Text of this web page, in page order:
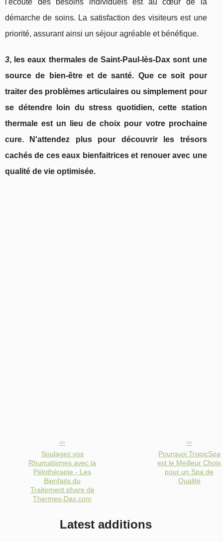
démarche de soins. La satisfaction des visiteurs est une
priorité, assurant ainsi un séjour agréable et bénéfique.
3, les eaux thermales de Saint-Paul-lès-Dax sont une
source de bien-être et de santé. Que ce soit pour
traiter des problèmes articulaires ou simplement pour
se détendre loin du stress quotidien, cette station
thermale est un lieu de choix pour votre prochaine
cure. N'attendez plus pour découvrir les trésors
cachés de ces eaux bienfaitrices et renouer avec une
qualité de vie optimisée.
Soulagez vos
Rhumatismes avec la
Pélothérapie - Les
Bienfaits du
Traitement phare de
Thermes-Dax.com
Pourquoi TropicSpa
est le Meilleur Choix
pour un Spa de
Qualité
Latest additions